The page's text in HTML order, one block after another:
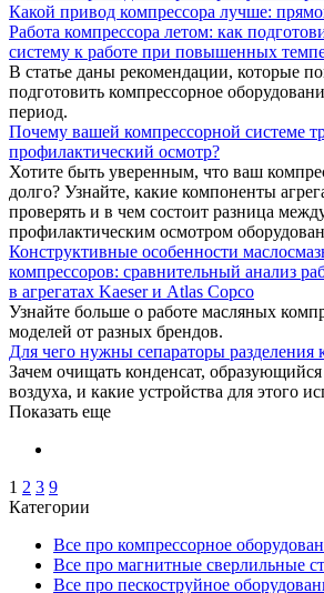
Какой привод компрессора лучше:
Работа компрессора летом: как
систему к работе при повышенных
В статье даны рекомендации, которые
подготовить компрессорное
период.
Почему вашей компрессорной системе
профилактический осмотр?
Хотите быть уверенным, что ваш
долго? Узнайте, какие компоненты
проверять и в чем состоит разница
профилактическим осмотром
Конструктивные особенности
компрессоров: сравнительный анализ
в агрегатах Kaeser и Atlas Copco
Узнайте больше о работе масляных
моделей от разных брендов.
Для чего нужны сепараторы разделения
Зачем очищать конденсат,
воздуха, и какие устройства для этого
Показать еще
1 2 3 9
Категории
Все про компрессорное
Все про магнитные сверлильные
Все про пескоструйное